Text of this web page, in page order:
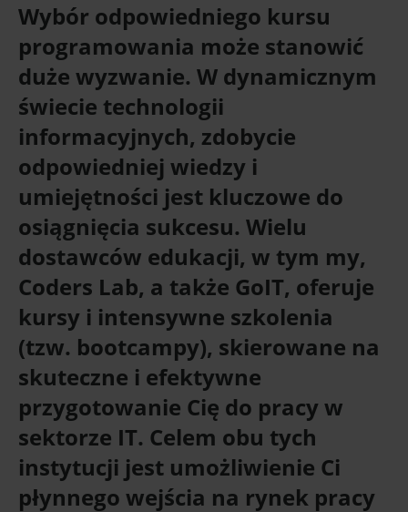
Wybór odpowiedniego kursu
programowania może stanowić
duże wyzwanie. W dynamicznym
świecie technologii
informacyjnych, zdobycie
odpowiedniej wiedzy i
umiejętności jest kluczowe do
osiągnięcia sukcesu. Wielu
dostawców edukacji, w tym my,
Coders Lab, a także GoIT, oferuje
kursy i intensywne szkolenia
(tzw. bootcampy), skierowane na
skuteczne i efektywne
przygotowanie Cię do pracy w
sektorze IT. Celem obu tych
instytucji jest umożliwienie Ci
płynnego wejścia na rynek pracy